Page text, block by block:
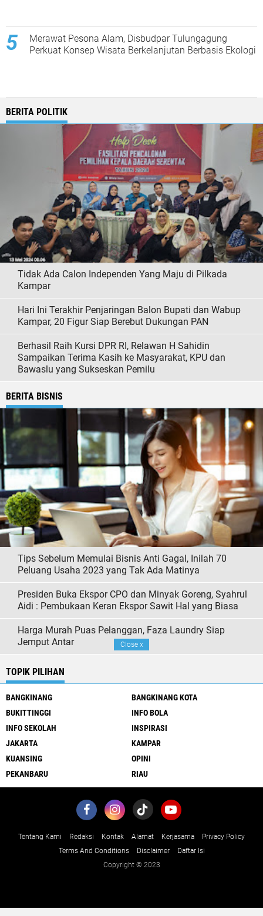
Merawat Pesona Alam, Disbudpar Tulungagung
Perkuat Konsep Wisata Berkelanjutan Berbasis Ekologi
BERITA POLITIK
Tidak Ada Calon Independen Yang Maju di Pilkada
Kampar
Hari Ini Terakhir Penjaringan Balon Bupati dan Wabup
Kampar, 20 Figur Siap Berebut Dukungan PAN
Berhasil Raih Kursi DPR RI, Relawan H Sahidin
Sampaikan Terima Kasih ke Masyarakat, KPU dan
Bawaslu yang Sukseskan Pemilu
BERITA BISNIS
Tips Sebelum Memulai Bisnis Anti Gagal, Inilah 70
Peluang Usaha 2023 yang Tak Ada Matinya
Presiden Buka Ekspor CPO dan Minyak Goreng, Syahrul
Aidi : Pembukaan Keran Ekspor Sawit Hal yang Biasa
Harga Murah Puas Pelanggan, Faza Laundry Siap
Jemput Antar
TOPIK PILIHAN
BANGKINANG
BANGKINANG KOTA
BUKITTINGGI
INFO BOLA
INFO SEKOLAH
INSPIRASI
JAKARTA
KAMPAR
KUANSING
OPINI
PEKANBARU
RIAU
Tentang Kami Redaksi Kontak Alamat Kerjasama
Privacy Policy
Terms And Conditions
Disclaimer
Daftar Isi
Copyright © 2023
Close x